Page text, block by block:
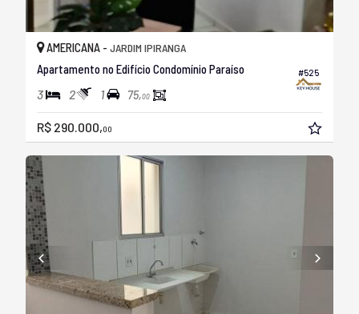
#525
AMERICANA - JARDIM IPIRANGA
Apartamento no Edifício Condomínio Paraíso
3 2 1 75,00
R$ 290.000,00